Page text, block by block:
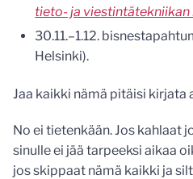
tieto- ja viestintätekniikan
30.11.–1.12.
Helsinki).
Jaa kaikki nämä pitäisi kirjata
No ei tietenkään. Jos kahlaat
sinulle ei jää tarpeeksi aikaa
jos skippaat nämä kaikki ja